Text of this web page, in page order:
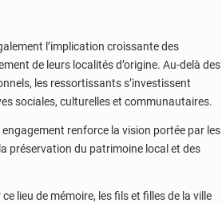
l’implication croissante des
de leurs localités d’origine. Au-delà des
les ressortissants s’investissent
sociales, culturelles et communautaires.
engagement renforce la vision portée par les
préservation du patrimoine local et des
lieu de mémoire, les fils et filles de la ville